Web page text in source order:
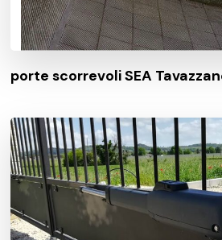
porte scorrevoli SEA